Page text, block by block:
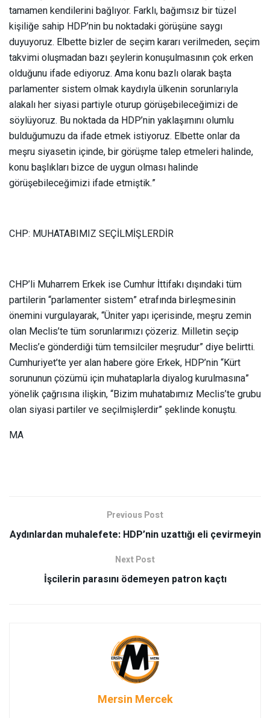
tamamen kendilerini bağlıyor. Farklı, bağımsız bir tüzel
kişiliğe sahip HDP’nin bu noktadaki görüşüne saygı
duyuyoruz. Elbette bizler de seçim kararı verilmeden, seçim
takvimi oluşmadan bazı şeylerin konuşulmasının çok erken
olduğunu ifade ediyoruz. Ama konu bazlı olarak başta
parlamenter sistem olmak kaydıyla ülkenin sorunlarıyla
alakalı her siyasi partiyle oturup görüşebileceğimizi de
söylüyoruz. Bu noktada da HDP’nin yaklaşımını olumlu
bulduğumuzu da ifade etmek istiyoruz. Elbette onlar da
meşru siyasetin içinde, bir görüşme talep etmeleri halinde,
konu başlıkları bizce de uygun olması halinde
görüşebileceğimizi ifade etmiştik.”
CHP: MUHATABIMIZ SEÇİLMİŞLERDİR
CHP’li Muharrem Erkek ise Cumhur İttifakı dışındaki tüm
partilerin “parlamenter sistem” etrafında birleşmesinin
önemini vurgulayarak, “Üniter yapı içerisinde, meşru zemin
olan Meclis’te tüm sorunlarımızı çözeriz. Milletin seçip
Meclis’e gönderdiği tüm temsilciler meşrudur” diye belirtti.
Cumhuriyet’te yer alan habere göre Erkek, HDP’nin “Kürt
sorununun çözümü için muhataplarla diyalog kurulmasına”
yönelik çağrısına ilişkin, “Bizim muhatabımız Meclis’te grubu
olan siyasi partiler ve seçilmişlerdir” şeklinde konuştu.
MA
Previous Post
Aydınlardan muhalefete: HDP’nin uzattığı eli çevirmeyin
Next Post
İşcilerin parasını ödemeyen patron kaçtı
Mersin Mercek